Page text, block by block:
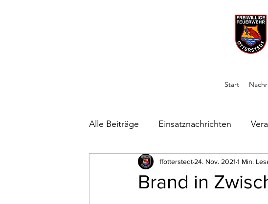
Start
Alle Beiträge Einsatznachrichten
Bautagebuch Feuerwehrhaus
Brand in
ffotterstedt 24. Nov. 2021 1 Min.